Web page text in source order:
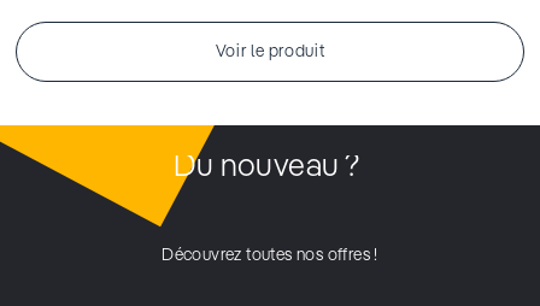
Voir le produit
Du nouveau ?
Découvrez toutes nos offres !